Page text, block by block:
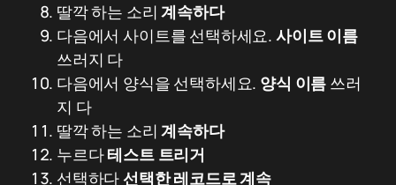
딸깍 하는 소리계속하다
다음에서 사이트를 선택하세요. 사이트 이름
쓰러지 다
다음에서 양식을 선택하세요. 양식 이름 쓰러
지 다
딸깍 하는 소리계속하다
누르다테스트 트리거
선택하다선택한 레코드로 계속